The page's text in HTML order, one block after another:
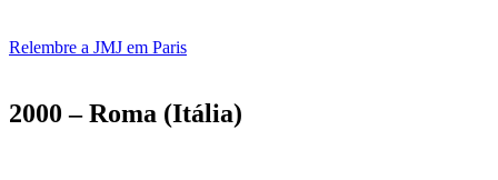
Relembre a JMJ em Paris
2000 – Roma (Itália)